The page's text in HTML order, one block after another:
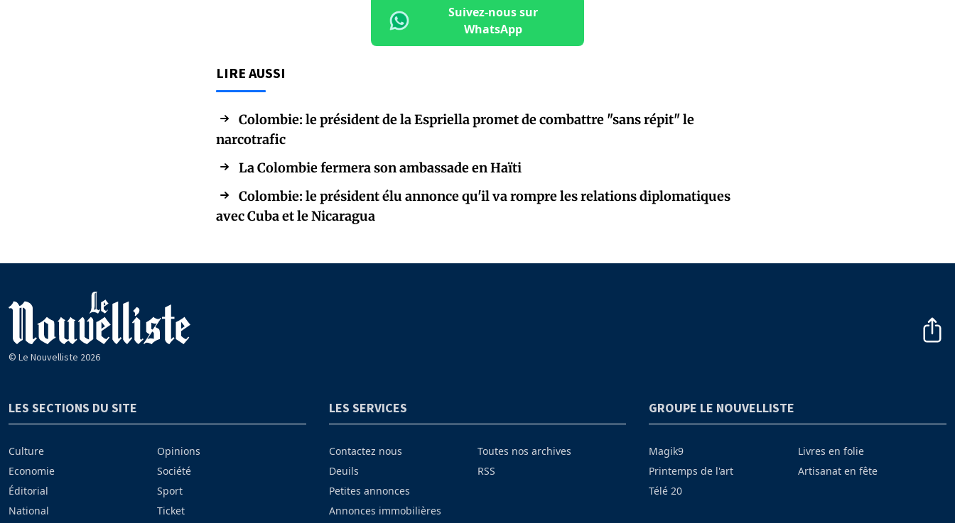
Suivez-nous sur
WhatsApp
LIRE AUSSI
Colombie: le président de la Espriella promet de combattre "sans répit" le
narcotrafic
La Colombie fermera son ambassade en Haïti
Colombie: le président élu annonce qu'il va rompre les relations diplomatiques
avec Cuba et le Nicaragua
© Le Nouvelliste 2026
LES SECTIONS DU SITE
Culture
Economie
Éditorial
National
Opinions
Société
Sport
Ticket
LES SERVICES
Contactez nous
Deuils
Petites annonces
Annonces immobilières
Toutes nos archives
RSS
GROUPE LE NOUVELLISTE
Magik9
Printemps de l'art
Télé 20
Livres en folie
Artisanat en fête